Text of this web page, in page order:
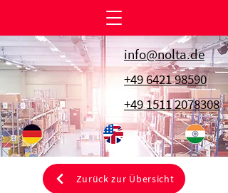
info@nolta.de
+49 6421 98590
+49 1511 2078308
Zurück zur Übersicht